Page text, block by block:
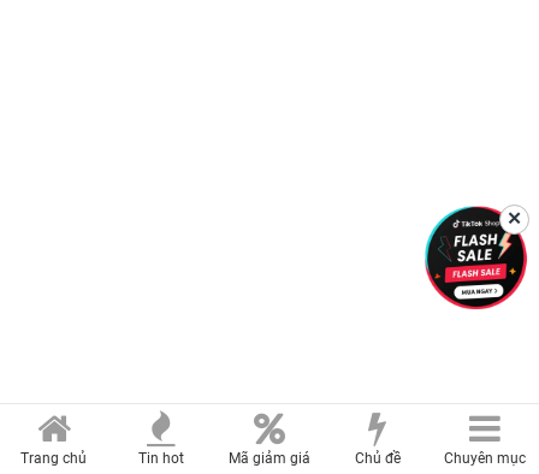
Trang chủ Tin hot Mã giảm giá Chủ đề Chuyên mục
✕